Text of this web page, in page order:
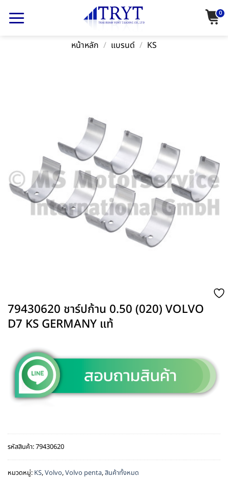
0
หน้าหลัก / แบรนด์ / KS
79430620 ชาร์ปก้าน 0.50 (020) VOLVO
D7 KS GERMANY แท้
รหัสสินค้า:79430620
หมวดหมู่: KS,Volvo,Volvo penta,สินค้าทั้งหมด